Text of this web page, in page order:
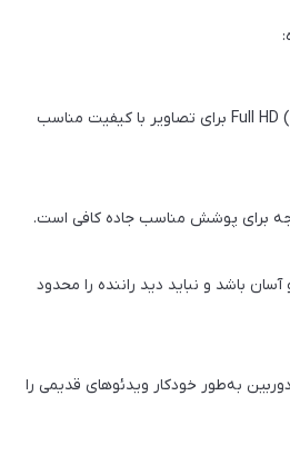
حداقل رزولوشن Full HD (1080p) برای تصاویر با کیفیت مناسب
باشد و نباید دید راننده را محدود
به‌طور خودکار ویدئوهای قدیمی را